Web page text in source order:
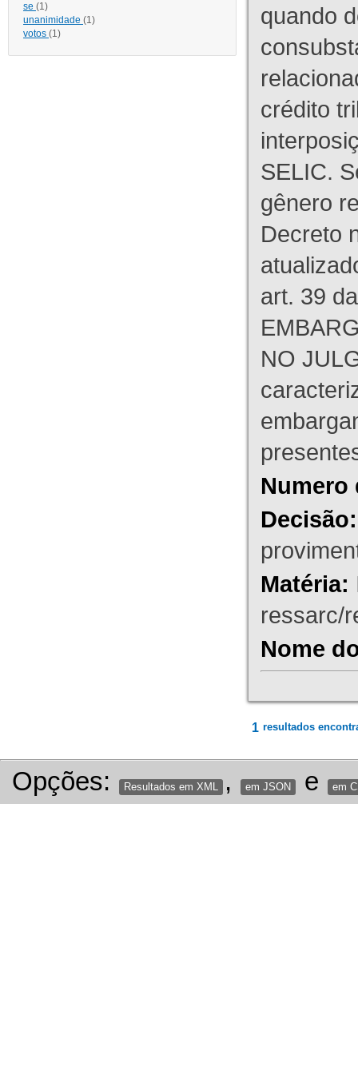
se (1)
unanimidade (1)
votos (1)
quando
crédito
SELIC.
gênero
Decreto
art. 39
NO
Numero
Decisão:
Matéria:
ressarc/
Nome
1 resultados
Opções: Resultados em XML , em JSON e em